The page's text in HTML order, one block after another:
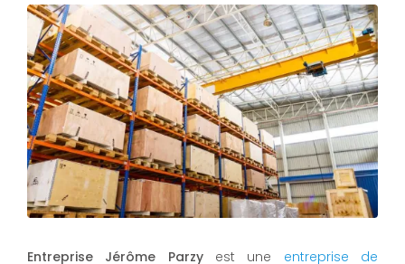
Entreprise Jérôme Parzyest une entreprise de